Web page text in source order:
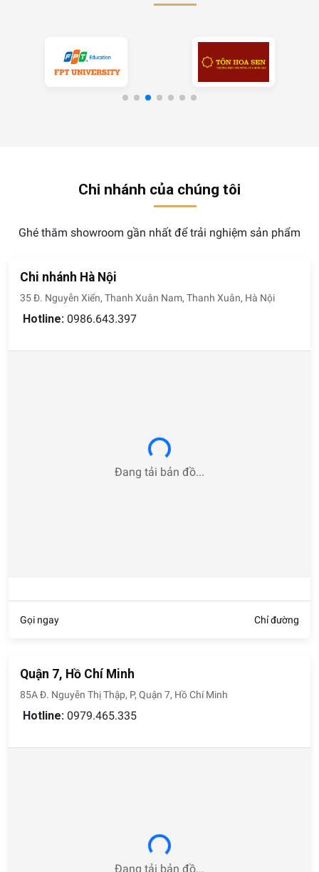
Chi nhánh của chúng tôi
Ghé thăm showroom gần nhất để trải nghiệm sản phẩm
Chi nhánh Hà Nội
35 Đ. Nguyễn Xiển, Thanh Xuân Nam, Thanh Xuân, Hà Nội
Hotline: 0986.643.397
Loading...
Đang tải bản đồ...
Gọi ngay Chỉ đường
Quận 7, Hồ Chí Minh
85A Đ. Nguyễn Thị Thập, P, Quận 7, Hồ Chí Minh
Hotline: 0979.465.335
Loading...
Đang tải bản đồ...